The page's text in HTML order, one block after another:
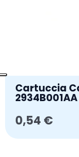
Cartuccia
0,54 €